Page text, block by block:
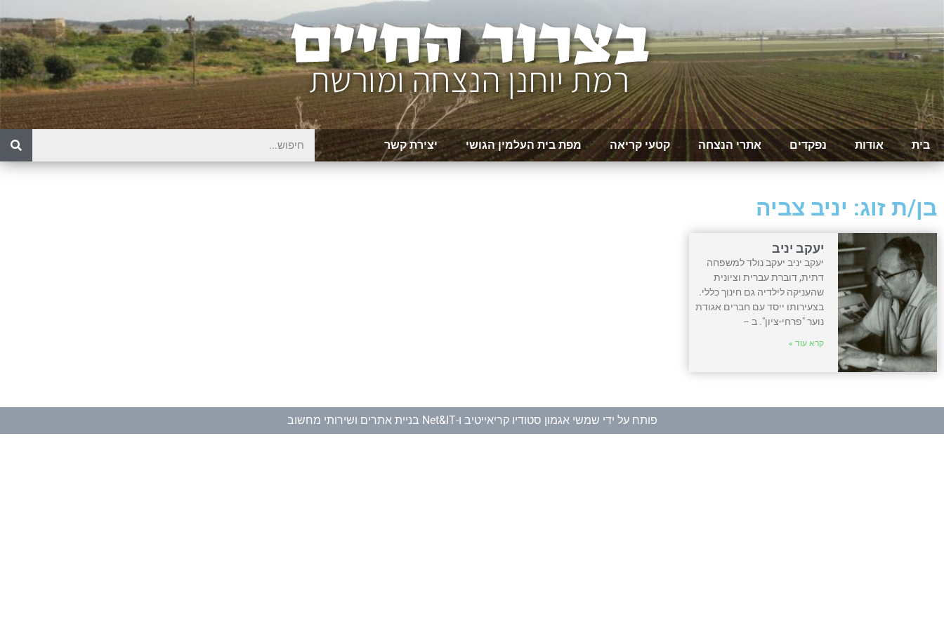
בית אודות נפקדים אתרי הנצחה קטעי קריאה מפת בית העלמין הגושי יצירת קשר
בן/ת זוג: יניב צביה
יעקב יניב
יעקב יניב יעקב נולד למשפחה
דתית, דוברת עברית וציונית
שהעניקה לילדיה גם חינוך כללי.
בצעירותו ייסד עם חברים אגודת
נוער "פרחי-ציון". ב –
קרא עוד »
פותח על ידי שמשי אגמון סטודיו קריאייטיב ו-Net&IT בניית אתרים ושירותי מחשוב